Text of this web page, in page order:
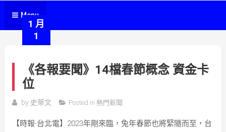
Menu
1 月
1
《各報要聞》14檔春節概念 資金卡
位
by 史蒂文 Posted in 熱門新聞
【時報-台北電】2023年剛來臨，兔年春節也將緊隨而至，台